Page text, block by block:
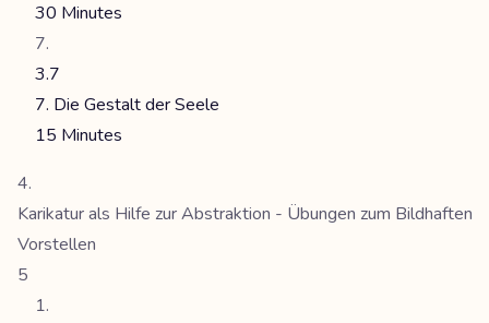
30 Minutes
3.7
7. Die Gestalt der Seele
15 Minutes
Karikatur als Hilfe zur Abstraktion - Übungen zum Bildhaften
Vorstellen
5